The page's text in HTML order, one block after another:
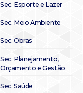
Sec. Esporte e Lazer
Sec. Meio Ambiente
Sec. Obras
Sec. Planejamento,
Orçamento e Gestão
Sec. Saúde